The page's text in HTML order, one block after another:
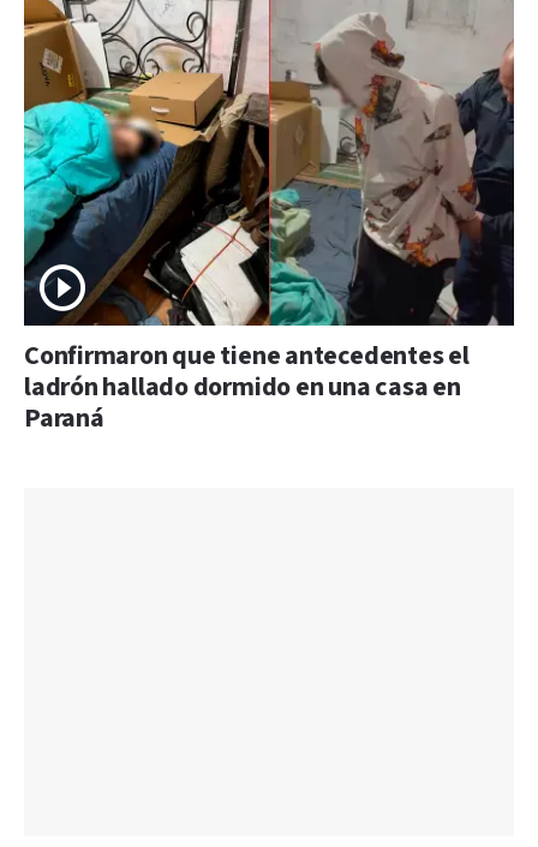
Confirmaron que tiene antecedentes el
ladrón hallado dormido en una casa en
Paraná